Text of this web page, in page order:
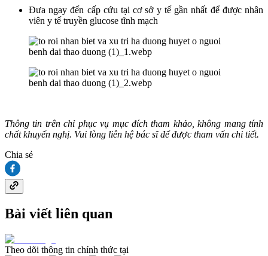
Đưa ngay đến cấp cứu tại cơ sở y tế gần nhất để được nhân
viên y tế truyền glucose tĩnh mạch
Thông tin trên chỉ phục vụ mục đích tham khảo, không mang tính
chất khuyến nghị. Vui lòng liên hệ bác sĩ để được tham vấn chi tiết.
Chia sẻ
Bài viết liên quan
Theo dõi thông tin chính thức tại